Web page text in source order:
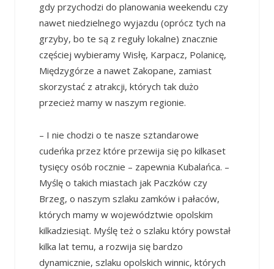
gdy przychodzi do planowania weekendu czy
nawet niedzielnego wyjazdu (oprócz tych na
grzyby, bo te są z reguły lokalne) znacznie
częściej wybieramy Wisłę, Karpacz, Polanicę,
Międzygórze a nawet Zakopane, zamiast
skorzystać z atrakcji, których tak dużo
przecież mamy w naszym regionie.
– I nie chodzi o te nasze sztandarowe
cudeńka przez które przewija się po kilkaset
tysięcy osób rocznie – zapewnia Kubalańca. –
Myślę o takich miastach jak Paczków czy
Brzeg, o naszym szlaku zamków i pałaców,
których mamy w województwie opolskim
kilkadziesiąt. Myślę też o szlaku który powstał
kilka lat temu, a rozwija się bardzo
dynamicznie, szlaku opolskich winnic, których